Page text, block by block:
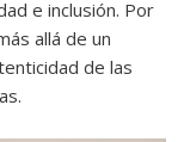
e inclusión. Por
allá de un
de las